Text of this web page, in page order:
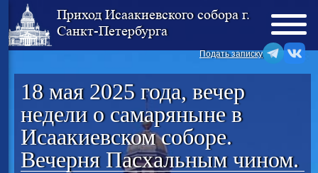
Приход Исаакиевского собора г.
Санкт-Петербурга
Подать записку
18 мая 2025 года, вечер
недели о самаряныне в
Исаакиевском соборе.
Вечерня Пасхальным чином.